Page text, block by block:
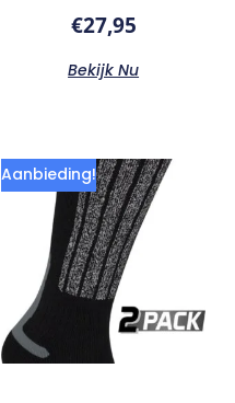
€27,95
Bekijk Nu
Aanbieding!